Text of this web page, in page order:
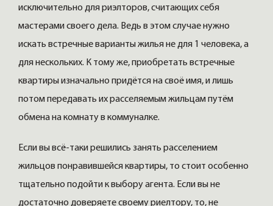
исключительно для риэлторов, считающих себя
мастерами своего дела. Ведь в этом случае нужно
искать встречные варианты жилья не для 1 человека, а
для нескольких. К тому же, приобретать встречные
квартиры изначально придётся на своё имя, и лишь
потом передавать их расселяемым жильцам путём
обмена на комнату в коммуналке.
Если вы всё-таки решились занять расселением
жильцов понравившейся квартиры, то стоит особенно
тщательно подойти к выбору агента. Если вы не
достаточно доверяете своему риелтору, то, не